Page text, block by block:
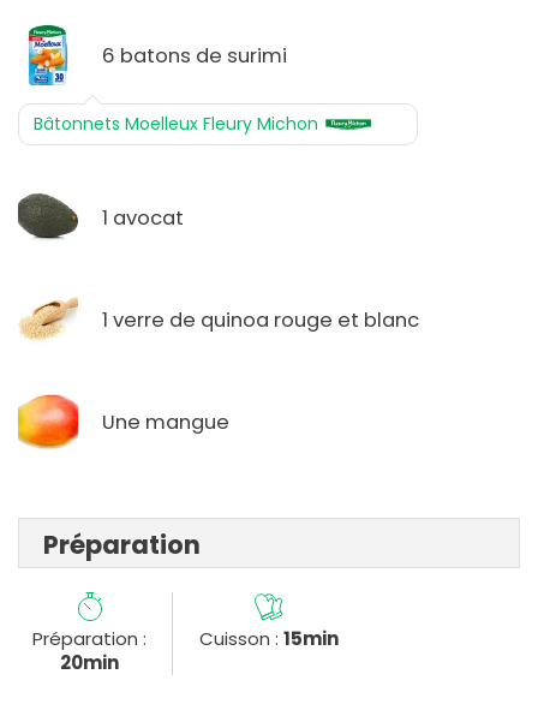
6 batons de surimi
Bâtonnets Moelleux Fleury Michon
1 avocat
1 verre de quinoa rouge et blanc
Une mangue
Préparation
Préparation :
20min
Cuisson : 15min